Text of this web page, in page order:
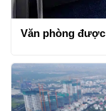
Văn phòng